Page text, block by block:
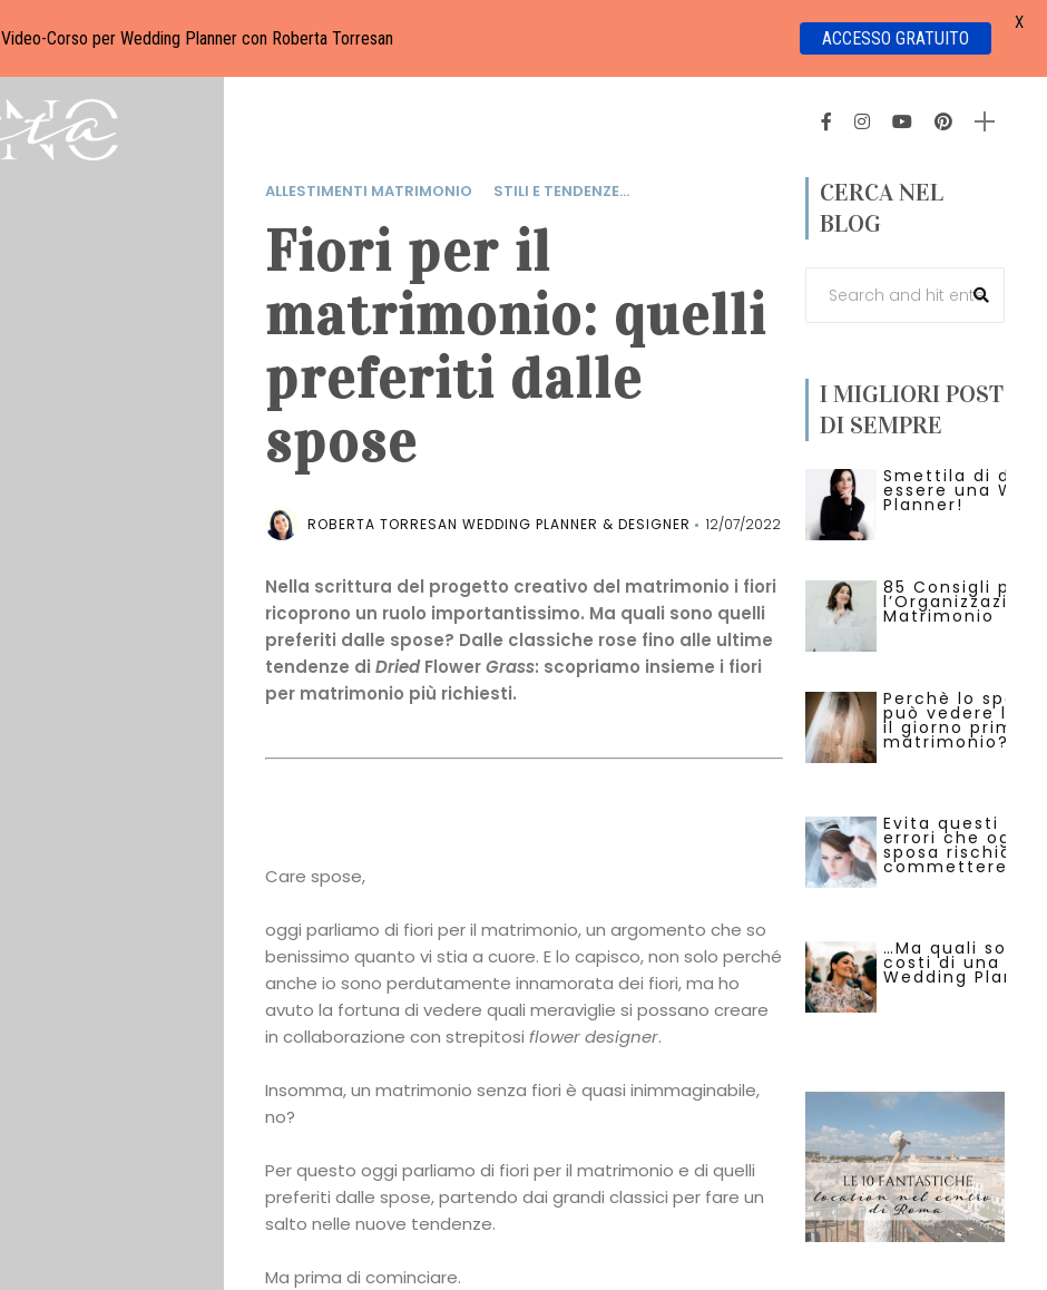
ALLESTIMENTI MATRIMONIO STILI E TENDENZE...
Fiori per il
matrimonio: quelli
preferiti dalle
spose
ROBERTA TORRESAN WEDDING PLANNER & DESIGNER 12/07/2022
Nella scrittura del progetto creativo del matrimonio i fiori
ricoprono un ruolo importantissimo. Ma quali sono quelli
preferiti dalle spose? Dalle classiche rose fino alle ultime
tendenze di DriedFlowerGrass: scopriamo insieme i fiori
per matrimonio più richiesti.
Care spose,
oggi parliamo di fiori per il matrimonio, un argomento che so
benissimo quanto vi stia a cuore. E lo capisco, non solo perché
anche io sono perdutamente innamorata dei fiori, ma ho
avuto la fortuna di vedere quali meraviglie si possano creare
in collaborazione con strepitosi flower designer.
Insomma, un matrimonio senza fiori è quasi inimmaginabile,
no?
Per questo oggi parliamo di fiori per il matrimonio e di quelli
preferiti dalle spose, partendo dai grandi classici per fare un
salto nelle nuove tendenze.
Ma prima di cominciare.
CERCA NEL
BLOG
I MIGLIORI POST
DI SEMPRE
Smettila di dire
essere una
Planner!
85 Consigli per
Matrimonio
Perchè lo sposo
può vedere la
il giorno prima
matrimonio?
Evita questi 29
errori che ogni
sposa rischia di
commettere.
…Ma quali sono i
costi di una
Wedding
Video-Corso per Wedding Planner con Roberta Torresan ACCESSO GRATUITO
X